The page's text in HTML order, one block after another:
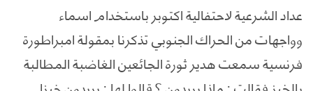
عداد الشرعية لاحتفالية اكتوبر باستخدام اسماء
وواجهات من الحراك الجنوبي تذكرنا بمقولة امبراطورة
فرنسية سمعت هدير ثورة الجائعين الغاضبة المطالبة